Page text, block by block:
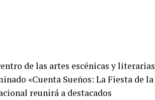
de las artes escénicas y literarias
«Cuenta Sueños: La Fiesta de la
reunirá a destacados